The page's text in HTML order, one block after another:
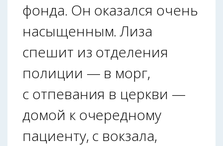
фонда. Он оказался очень
насыщенным. Лиза
спешит из отделения
полиции — в морг,
с отпевания в церкви —
домой к очередному
пациенту, с вокзала,